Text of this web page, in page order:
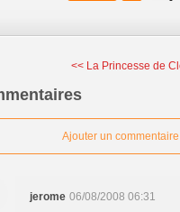
<< La Princesse de
Ajouter un commentaire
jerome 06/08/2008 06:31